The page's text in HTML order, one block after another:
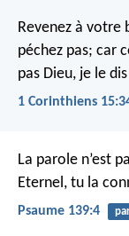
Revenez à votre
péchez pas; car
pas Dieu, je le
1 Corinthiens
La parole n’est
Eternel, tu la
Psaume 139:4